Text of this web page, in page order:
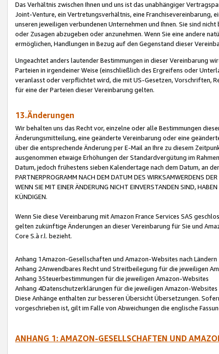
Das Verhältnis zwischen Ihnen und uns ist das unabhängiger
Joint-Venture, ein Vertretungsverhältnis, eine Franchisevereinbarung,
unseren jeweiligen verbundenen Unternehmen und Ihnen. Sie sind
oder Zusagen abzugeben oder anzunehmen. Wenn Sie eine andere
ermöglichen, Handlungen in Bezug auf den Gegenstand dieser
Ungeachtet anders lautender Bestimmungen in dieser Vereinbarung
Parteien in irgendeiner Weise (einschließlich des Ergreifens oder
veranlasst oder verpflichtet wird, die mit US-Gesetzen, Vorschriften,
für eine der Parteien dieser Vereinbarung gelten.
13.Änderungen
Wir behalten uns das Recht vor, einzelne oder alle Bestimmungen
Änderungsmitteilung, eine geänderte Vereinbarung oder eine
über die entsprechende Änderung per E-Mail an Ihre zu diesem
ausgenommen etwaige Erhöhungen der Standardvergütung im
Datum, jedoch frühestens sieben Kalendertage nach dem Datum, an
PARTNERPROGRAMM NACH DEM DATUM DES WIRKSAMWERDENS
WENN SIE MIT EINER ÄNDERUNG NICHT EINVERSTANDEN SIND,
KÜNDIGEN.
Wenn Sie diese Vereinbarung mit Amazon France Services SAS
gelten zukünftige Änderungen an dieser Vereinbarung für Sie und
Core S.à r.l. bezieht.
Anhang 1Amazon-Gesellschaften und Amazon-Websites nach Ländern
Anhang 2Anwendbares Recht und Streitbeilegung für die jeweiligen
Anhang 3Steuerbestimmungen für die jeweiligen Amazon-Websites
Anhang 4Datenschutzerklärungen für die jeweiligen Amazon-Websites
Diese Anhänge enthalten zur besseren Übersicht Übersetzungen.
vorgeschrieben ist, gilt im Falle von Abweichungen die englische
ANHANG 1: AMAZON-GESELLSCHAFTEN UND